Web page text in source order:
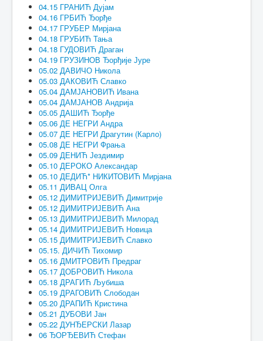
04.15 ГРАНИЋ Дујам
04.16 ГРБИЋ Ђорђе
04.17 ГРУБЕР Мирјана
04.18 ГРУБИЋ Тања
04.18 ГУДОВИЋ Драган
04.19 ГРУЗИНОВ Ђорђије Јуре
05.02 ДАВИЧО Никола
05.03 ДАКОВИЋ Славко
05.04 ДАМЈАНОВИЋ Ивана
05.04 ДАМЈАНОВ Андрија
05.05 ДАШИЋ Ђорђе
05.06 ДЕ НЕГРИ Андра
05.07 ДЕ НЕГРИ Драгутин (Карло)
05.08 ДЕ НЕГРИ Фрања
05.09 ДЕНИЋ Јездимир
05.10 ДЕРОКО Александар
05.10 ДЕДИЋ* НИКИТОВИЋ Мирјана
05.11 ДИВАЦ Олга
05.12 ДИМИТРИЈЕВИЋ Димитрије
05.12 ДИМИТРИЈЕВИЋ Ана
05.13 ДИМИТРИЈЕВИЋ Милорад
05.14 ДИМИТРИЈЕВИЋ Новица
05.15 ДИМИТРИЈЕВИЋ Славко
05.15. ДИЧИЋ Тихомир
05.16 ДМИТРОВИЋ Предраг
05.17 ДОБРОВИЋ Никола
05.18 ДРАГИЋ Љубиша
05.19 ДРАГОВИЋ Слободан
05.20 ДРАПИЋ Кристина
05.21 ДУБОВИ Јан
05.22 ДУНЂЕРСКИ Лазар
06 ЂОРЂЕВИЋ Стефан